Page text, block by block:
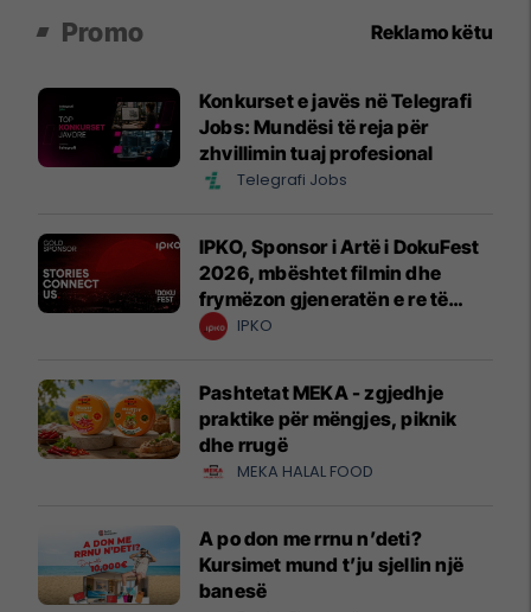
Promo Reklamo këtu
Konkurset e javës në Telegrafi
Jobs: Mundësi të reja për
zhvillimin tuaj profesional
Telegrafi Jobs
IPKO, Sponsor i Artë i DokuFest
2026, mbështet filmin dhe
frymëzon gjeneratën e re të
krijuesve
IPKO
Pashtetat MEKA - zgjedhje
praktike për mëngjes, piknik
dhe rrugë
MEKA HALAL FOOD
A po don me rrnu n’deti?
Kursimet mund t’ju sjellin një
banesë